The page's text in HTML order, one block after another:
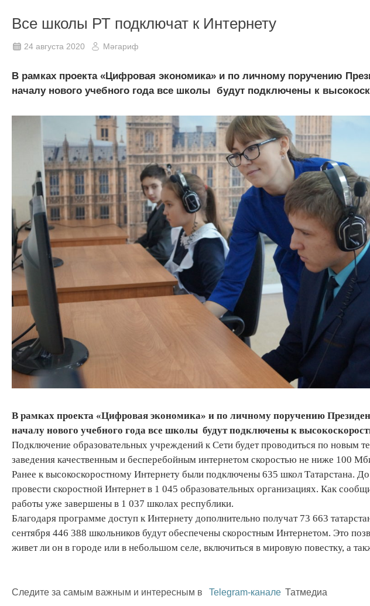
Все школы РТ подключат к Интернету
24 августа 2020 Мәгариф
В рамках проекта «Цифровая экономика» и по личному поручению
началу нового учебного года все школы будут подключены к
В рамках проекта «Цифровая экономика» и по личному поручению
началу нового учебного года все школы будут подключены к
Подключение образовательных учреждений к Сети будет проводиться по новым
заведения качественным и бесперебойным интернетом скоростью не ниже 100
Ранее к высокоскоростному Интернету были подключены 635 школ Татарстана.
провести скоростной Интернет в 1 045 образовательных организациях. Как
работы уже завершены в 1 037 школах республики.
Благодаря программе доступ к Интернету дополнительно получат 73 663
сентября 446 388 школьников будут обеспечены скоростным Интернетом. Это
живет ли он в городе или в небольшом селе, включиться в мировую повестку, а
Следите за самым важным и интересным в Telegram-канале Татмедиа